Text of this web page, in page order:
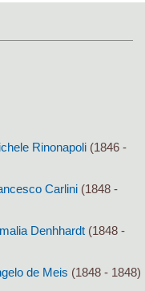
Rinonapoli (1846 -
Carlini (1848 -
Denhhardt (1848 -
de Meis (1848 - 1848)